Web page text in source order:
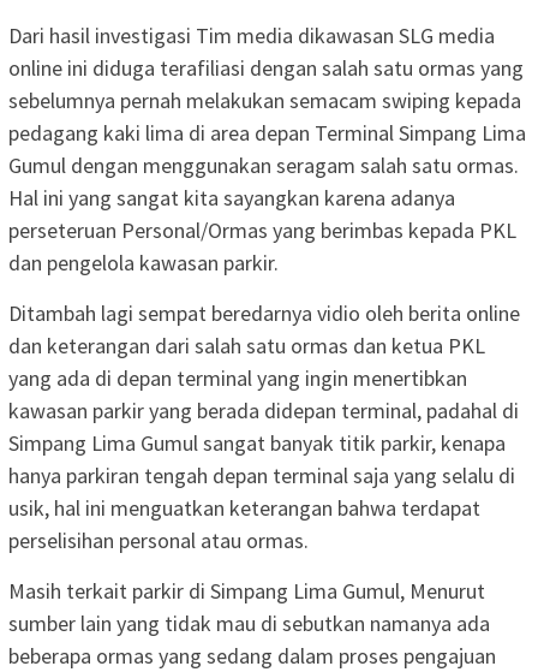
Dari hasil investigasi Tim media dikawasan SLG media
online ini diduga terafiliasi dengan salah satu ormas yang
sebelumnya pernah melakukan semacam swiping kepada
pedagang kaki lima di area depan Terminal Simpang Lima
Gumul dengan menggunakan seragam salah satu ormas.
Hal ini yang sangat kita sayangkan karena adanya
perseteruan Personal/Ormas yang berimbas kepada PKL
dan pengelola kawasan parkir.
Ditambah lagi sempat beredarnya vidio oleh berita online
dan keterangan dari salah satu ormas dan ketua PKL
yang ada di depan terminal yang ingin menertibkan
kawasan parkir yang berada didepan terminal, padahal di
Simpang Lima Gumul sangat banyak titik parkir, kenapa
hanya parkiran tengah depan terminal saja yang selalu di
usik, hal ini menguatkan keterangan bahwa terdapat
perselisihan personal atau ormas.
Masih terkait parkir di Simpang Lima Gumul, Menurut
sumber lain yang tidak mau di sebutkan namanya ada
beberapa ormas yang sedang dalam proses pengajuan